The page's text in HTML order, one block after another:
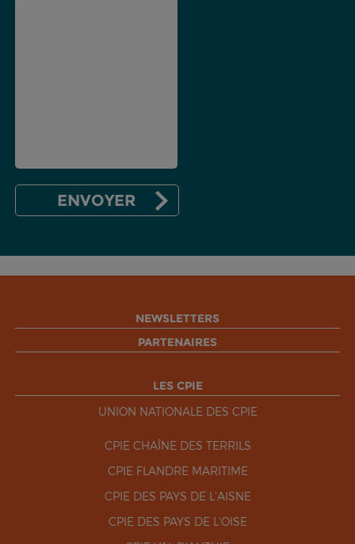
NEWSLETTERS
PARTENAIRES
LES CPIE
UNION NATIONALE DES CPIE
CPIE CHAÎNE DES TERRILS
CPIE FLANDRE MARITIME
CPIE DES PAYS DE L'AISNE
CPIE DES PAYS DE L'OISE